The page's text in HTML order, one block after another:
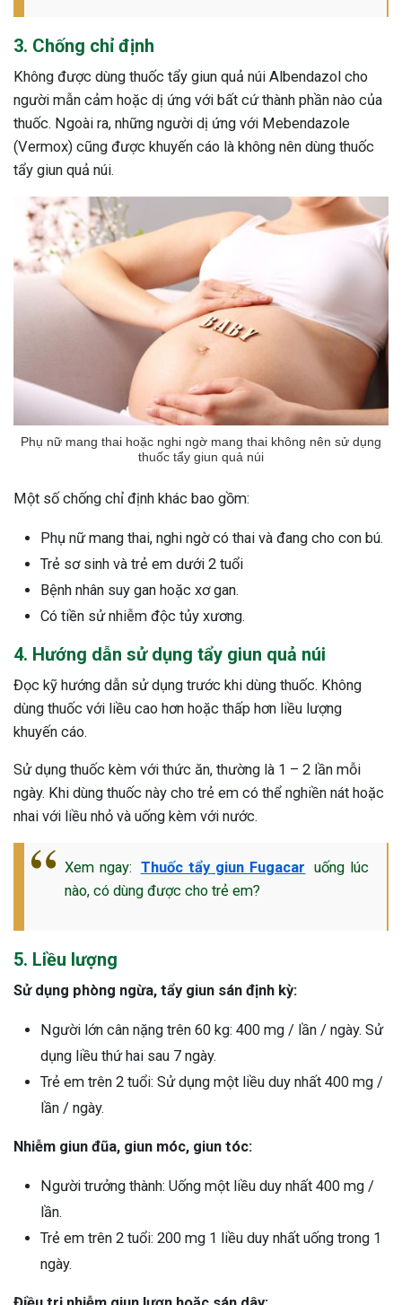
Sau Sinh Có Tự Khỏi
Thông Tin Cần Biết
sau sinh là tình trạng viêm da
phổ biến, khiến đôi bàn tay,
của chị em trở nên khô...
3. Chống chỉ định
Không được dùng thuốc tẩy giun quả núi Albendazol cho
người mẫn cảm hoặc dị ứng với bất cứ thành phần nào của
thuốc. Ngoài ra, những người dị ứng với Mebendazole
(Vermox) cũng được khuyến cáo là không nên dùng thuốc
tẩy giun quả núi.
Phụ nữ mang thai hoặc nghi ngờ mang thai không nên sử dụng
thuốc tẩy giun quả núi
Một số chống chỉ định khác bao gồm:
Phụ nữ mang thai, nghi ngờ có thai và đang cho con bú.
Trẻ sơ sinh và trẻ em dưới 2 tuổi
Bệnh nhân suy gan hoặc xơ gan.
Có tiền sử nhiễm độc tủy xương.
4. Hướng dẫn sử dụng tẩy giun quả núi
Đọc kỹ hướng dẫn sử dụng trước khi dùng thuốc. Không
dùng thuốc với liều cao hơn hoặc thấp hơn liều lượng
khuyến cáo.
Sử dụng thuốc kèm với thức ăn, thường là 1 – 2 lần mỗi
ngày. Khi dùng thuốc này cho trẻ em có thể nghiền nát hoặc
nhai với liều nhỏ và uống kèm với nước.
Xem ngay: Thuốc tẩy giun Fugacar uống lúc
nào, có dùng được cho trẻ em?
5. Liều lượng
Sử dụng phòng ngừa, tẩy giun sán định kỳ:
Người lớn cân nặng trên 60 kg: 400 mg / lần / ngày. Sử
dụng liều thứ hai sau 7 ngày.
Trẻ em trên 2 tuổi: Sử dụng một liều duy nhất 400 mg /
lần / ngày.
Nhiễm giun đũa, giun móc, giun tóc:
Người trưởng thành: Uống một liều duy nhất 400 mg /
lần.
Trẻ em trên 2 tuổi: 200 mg 1 liều duy nhất uống trong 1
ngày.